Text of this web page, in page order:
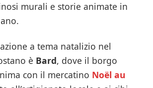
murali e storie animate in
a tema natalizio nel
è Bard, dove il borgo
con il mercatino Noël au